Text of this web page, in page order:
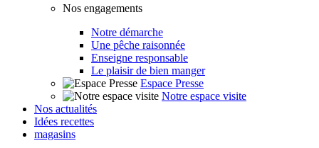
Nos engagements
Notre démarche
Une pêche raisonnée
Enseigne responsable
Le plaisir de bien manger
Espace Presse
Notre espace visite
Nos actualités
Idées recettes
magasins